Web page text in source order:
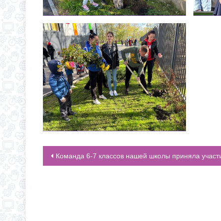
НАВИГАЦИЯ ПО ЗАПИСЯМ
Команда 6-7 классов нашей школы приняла участие в городских соревнованиях “Юнармейские